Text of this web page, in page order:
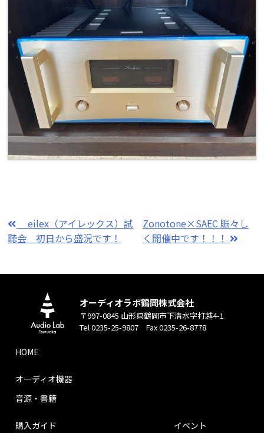
eilex（アイレックス）試
聴会 初日から盛況です！
Zonotone×SAEC 賑々し
く開催中です！！！
オーディオラボ鶴岡株式会社
〒997-0845 山形県鶴岡市下清水字打越4-1
Tel 0235-25-9807 Fax 0235-26-8778
HOME
オーディオ機器
音源・書籍
購入ガイド イベント